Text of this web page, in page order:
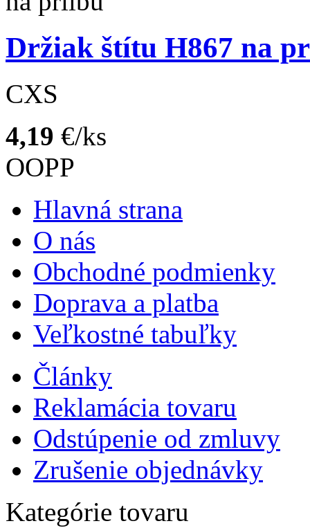
Držiak štítu H867 na
CXS
4,19 €/ks
OOPP
Hlavná strana
O nás
Obchodné podmienky
Doprava a platba
Veľkostné tabuľky
Články
Reklamácia tovaru
Odstúpenie od zmluvy
Zrušenie objednávky
Kategórie tovaru